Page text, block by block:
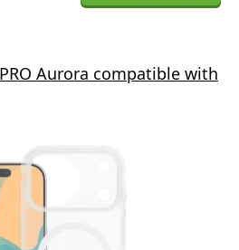
Aurora compatible with